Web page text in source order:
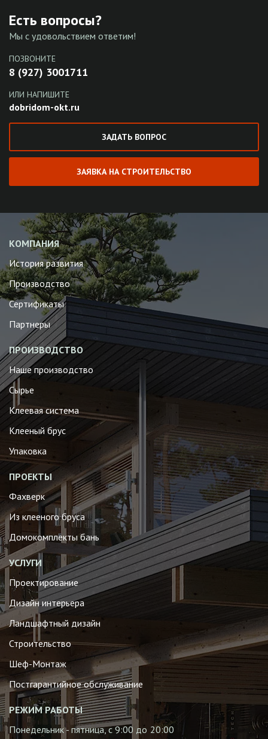
Есть вопросы?
Мы с удовольствием ответим!
ПОЗВОНИТЕ
8 (927) 3001711
ИЛИ НАПИШИТЕ
dobridom-okt.ru
ЗАДАТЬ ВОПРОС
ЗАЯВКА НА СТРОИТЕЛЬСТВО
КОМПАНИЯ
История развития
Производство
Сертификаты
Партнеры
ПРОИЗВОДСТВО
Наше производство
Сырье
Клеевая система
Клееный брус
Упаковка
ПРОЕКТЫ
Фахверк
Из клееного бруса
Домокомплекты бань
УСЛУГИ
Проектирование
Дизайн интерьера
Ландшафтный дизайн
Строительство
Шеф-Монтаж
Постгарантийное обслуживание
РЕЖИМ РАБОТЫ
Понедельник - пятница, с 9:00 до 20:00